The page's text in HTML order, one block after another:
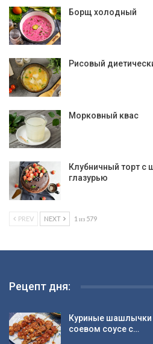
Борщ холодный
Рисовый
Морковный квас
Клубничный торт
глазурью
PREV NEXT 1 из 579
Рецепт дня:
Куриные
соевом соусе с…